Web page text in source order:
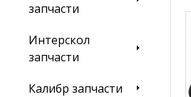
запчасти
Интерскол
запчасти
Калибр запчасти